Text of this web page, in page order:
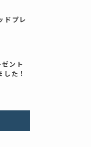
ドプレ
ント
た！